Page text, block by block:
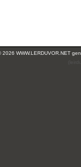
2026 WWW.LERDUVOR.NET